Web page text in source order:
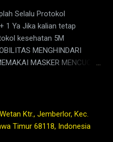
kopi di jember,jenis
di jember,kopi jember,bisnis
kopi
Selalu Protokol
1 Ya Jika kalian tetap
kesehatan 5M
MENGHINDARI
MASKER MENCUCI
dan merawat
itu sangat membantu
persebaran pandemi ini,
mereka yang telah
Ktr., Jemberlor, Kec.
Timur 68118, Indonesia